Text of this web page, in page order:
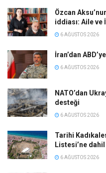
Özcan
iddiası: Aile
6 AĞUSTOS 2026
İran’dan
6 AĞUSTOS 2026
NATO’dan
desteği
6 AĞUSTOS 2026
Tarihi
Listesi’ne
6 AĞUSTOS 2026